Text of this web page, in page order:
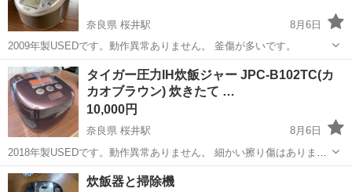
奈良県 桜井駅
8月6日
2009年製USEDです。動作異常ありません。 釜傷が多いです。
奈良 桜井市 桜井駅 キッチン家電
タイガー圧力IH炊飯ジャー JPC-B102TC(カ
カオブラウン) 炊きたて …
10,000円
奈良県 桜井駅
8月6日
2018年製USEDです。動作異常ありません。 細かい擦り傷はありま
す。 ふっくらもちもちの炊きあがり「釜包みIH」 ◆2種類の麦めしメ
ニュー＋「麦がゆメニュー」 ◆保温もおいしく「つや艶内ふた」 ◆容
奈良 桜井市 桜井駅 キッチン家電
炊飯器と掃除機